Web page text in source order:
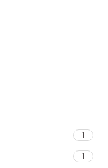
1
1